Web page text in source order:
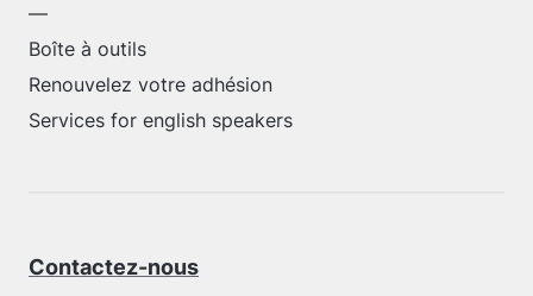
—
Boîte à outils
Renouvelez votre adhésion
Services for english speakers
Contactez-nous